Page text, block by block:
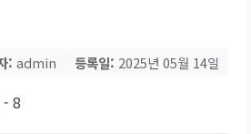
: admin 등록일: 2025년 05월 14일
- 8